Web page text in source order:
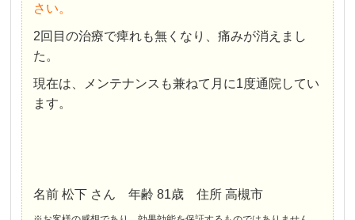
さい。
2回目の治療で痺れも無くなり、痛みが消えまし
た。
現在は、メンテナンスも兼ねて月に1度通院してい
ます。
名前 松下 さん 年齢 81歳 住所 高槻市